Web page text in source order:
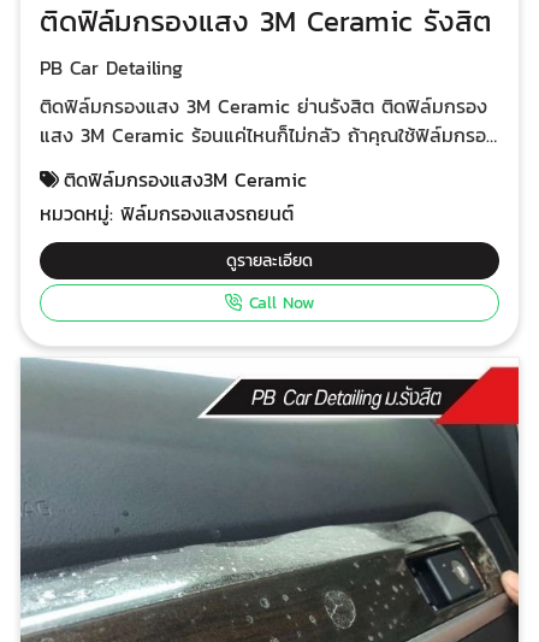
ติดฟิล์มกรองแสง 3M Ceramic รังสิต
PB Car Detailing
ติดฟิล์มกรองแสง 3M Ceramic ย่านรังสิต ติดฟิล์มกรอง
แสง 3M Ceramic ร้อนแค่ไหนก็ไม่กลัว ถ้าคุณใช้ฟิล์มกรอง
แสง 3M Ceramic เย็นฉ่ำสบายตลอดการเดินทาง ทำไม
ต้องเลือก 3M Ceramic? เย็นสบายตลอดเวลา เทคโนโลยี
เซรามิกชั้นสูง ช่วยลดความร้อนจากแสงอาทิตย์ได้อย่างมี
ประสิทธิภาพ ทำให้ภายในรถเย็นสบาย แม้จอดรถกลางแดด
ทัศนวิสัยชัดเจน ฟิล์มใส ไม่บดบังทัศนวิสัยในการขับขี่ มอง
เห็นได้ชัดเจนทั้งกลางวันและกลางคืน คงความเป็นส่วน
สัญญาณ ไม่รบกวนสัญญาณ GPS, Bluetooth หรือระบบ
นำทาง C20 ความเข้มของสีที่เหมาะสมกับการใช้งานทั่วไป
ให้ความเป็นส่วนตัวในระดับหนึ่ง C40 ความเข้มของสีที่มาก
เข้มของสีที่มากที่สุด เหมาะสำหรับผู้ที่ต้องการความมืดสนิท
ปกป้องภายในรถ ช่วยลดความร้อนที่ทำให้อุปกรณ์
อิเล็กทรอนิกส์ในรถเสื่อมสภาพ เพิ่มความสวยงาม ทำให้รถ
ของคุณดูทันสมัยและมีระดับ คุ้มค่ากับการลงทุน อายุการใช้
งานยาวนาน สนใจติดตั้งฟิล์ม 3M Ceramic ติดต่อเราได้
เลย
ติดฟิล์มกรองแสง3M Ceramic
หมวดหมู่:ฟิล์มกรองแสงรถยนต์
ดูรายละเอียด
Call Now